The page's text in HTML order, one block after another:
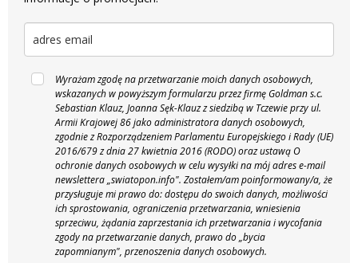
Wyrażam zgodę na przetwarzanie moich danych osobowych,
wskazanych w powyższym formularzu przez firmę Goldman s.c.
Sebastian Klauz, Joanna Sęk-Klauz z siedzibą w Tczewie przy ul.
Armii Krajowej 86 jako administratora danych osobowych,
zgodnie z Rozporządzeniem Parlamentu Europejskiego i Rady (UE)
2016/679 z dnia 27 kwietnia 2016 (RODO) oraz ustawą O
ochronie danych osobowych w celu wysyłki na mój adres e-mail
newslettera „swiatopon.info". Zostałem/am poinformowany/a, że
przysługuje mi prawo do: dostępu do swoich danych, możliwości
ich sprostowania, ograniczenia przetwarzania, wniesienia
sprzeciwu, żądania zaprzestania ich przetwarzania i wycofania
zgody na przetwarzanie danych, prawo do „bycia
zapomnianym", przenoszenia danych osobowych.